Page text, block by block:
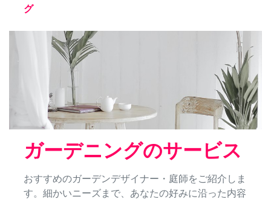
グ
ガーデニングのサービス
おすすめのガーデンデザイナー・庭師をご紹介しま
す。細かいニーズまで、あなたの好みに沿った内容